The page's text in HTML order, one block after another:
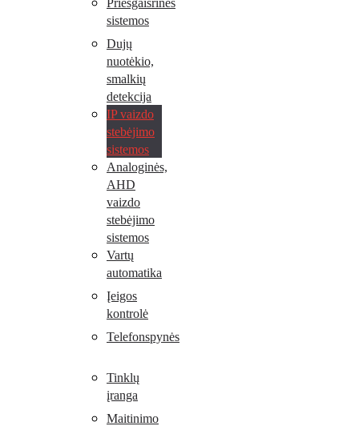
Priešgaisrinės
sistemos
Dujų
nuotėkio,
smalkių
detekcija
IP vaizdo
stebėjimo
sistemos
Analoginės,
AHD
vaizdo
stebėjimo
sistemos
Vartų
automatika
Įeigos
kontrolė
Telefonspynės
Tinklų
įranga
Maitinimo